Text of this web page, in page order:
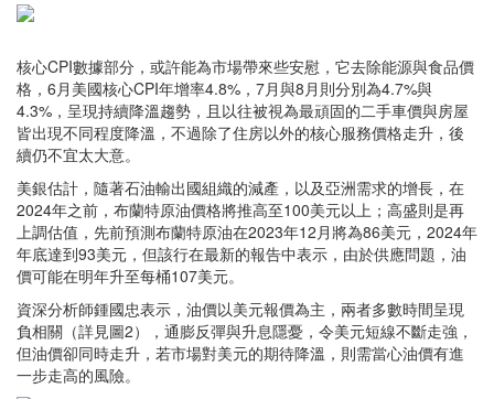
核心CPI數據部分，或許能為市場帶來些安慰，它去除能源與食品價
格，6月美國核心CPI年增率4.8%，7月與8月則分別為4.7%與
4.3%，呈現持續降溫趨勢，且以往被視為最頑固的二手車價與房屋
皆出現不同程度降溫，不過除了住房以外的核心服務價格走升，後
續仍不宜太大意。
美銀估計，隨著石油輸出國組織的減產，以及亞洲需求的增長，在
2024年之前，布蘭特原油價格將推高至100美元以上；高盛則是再
上調估值，先前預測布蘭特原油在2023年12月將為86美元，2024年
年底達到93美元，但該行在最新的報告中表示，由於供應問題，油
價可能在明年升至每桶107美元。
資深分析師鍾國忠表示，油價以美元報價為主，兩者多數時間呈現
負相關（詳見圖2），通膨反彈與升息隱憂，令美元短線不斷走強，
但油價卻同時走升，若市場對美元的期待降溫，則需當心油價有進
一步走高的風險。